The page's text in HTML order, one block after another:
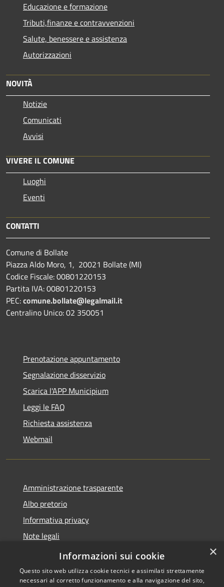
Educazione e formazione
Tributi,finanze e contravvenzioni
Salute, benessere e assistenza
Autorizzazioni
NOVITÀ
Notizie
Comunicati
Avvisi
VIVERE IL COMUNE
Luoghi
Eventi
CONTATTI
Comune di Bollate
Piazza Aldo Moro, 1, 20021 Bollate (MI)
Codice Fiscale: 00801220153
Partita IVA: 00801220153
PEC:comune.bollate@legalmail.it
Centralino Unico: 02 350051
Prenotazione appuntamento
Segnalazione disservizio
Scarica l'APP Municipium
Leggi le FAQ
Richiesta assistenza
Webmail
Amministrazione trasparente
Albo pretorio
Informativa privacy
Note legali
Dichiarazione di accessibilità
×
Informazioni sui cookie
Questo sito web utilizza cookie tecnici e assimilati strettamente
necessari al corretto funzionamento e alla navigazione del sito,